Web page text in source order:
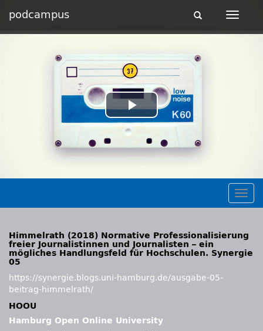
podcampus
Toggle
Toggle
Play
Video
Himmelrath (2018) Normative Professionalisierung
freier Journalistinnen und Journalisten – ein
mögliches Handlungsfeld für Hochschulen. Synergie
05
https://synergie.blogs.uni-hamburg.de/ausgabe-05-
beitrag-himmelrath/
HOOU
Hamburg Open Online University